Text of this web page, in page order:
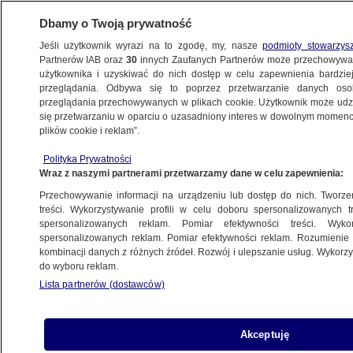
BIZNES
Z KRAJU
ze związkowcami. Tysiąc osób skorzysta
ze specjalnego programu
4.12.2025, 21:56
Posłuchaj artykułu
Czyta lektor AI
Dbamy o Twoją prywatność
Jeśli użytkownik wyrazi na to zgodę, my, naszepodmioty
Partnerów IAB oraz30 innych Zaufanych Partnerów może
użytkownika i uzyskiwać do nich dostęp w celu zapewnienia
przeglądania. Odbywa się to poprzez przetwarzanie danych
przeglądania przechowywanych w plikach cookie. Użytkownik może
się przetwarzaniu w oparciu o uzasadniony interes w dowolnym
plików cookie i reklam”.
Polityka Prywatności
Wraz z naszymi partnerami przetwarzamy dane w celu zapewnienia:
Przechowywanie informacji na urządzeniu lub dostęp do nich.
treści. Wykorzystywanie profili w celu doboru spersonalizowanych
spersonalizowanych reklam. Pomiar efektywności treści.
spersonalizowanych reklam. Pomiar efektywności reklam.
kombinacji danych z różnych źródeł. Rozwój i ulepszanie usług.
do wyboru reklam.
Lista partnerów (dostawców)
Akceptuję